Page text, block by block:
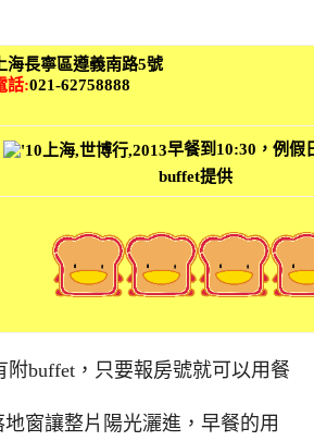
上海長寧區遵義南路5號
話:021-62758888
早餐到10:30，例假
buffet提供
附buffet，只要報房號就可以用餐
窗讓整片陽光灑進，早餐的用